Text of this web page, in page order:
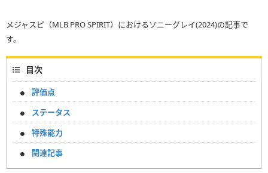
メジャスピ（MLB PRO SPIRIT）におけるソニーグレイ(2024)の記事で
す。
目次
評価点
ステータス
特殊能力
関連記事